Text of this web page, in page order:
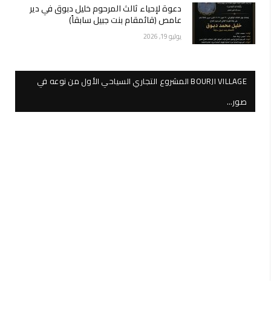
دعوة لإحياء ثالث المرحوم خليل دبوق في دير
عامص (قائمقام بنت جبيل سابقاً)
يوليو 19, 2026
BOURJI VILLAGE المشروع التجاري السياحي الأول من نوعه في
صور…